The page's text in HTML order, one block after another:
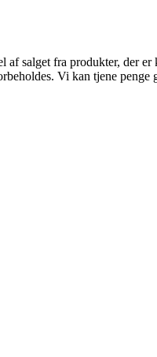
salget fra produkter, der
Vi kan tjene